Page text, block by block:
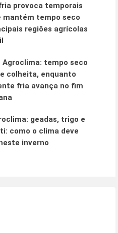
provoca temporais
mantém tempo seco
regiões agrícolas
Agroclima: tempo seco
colheita, enquanto
fria avança no fim
geadas, trigo e
como o clima deve
inverno